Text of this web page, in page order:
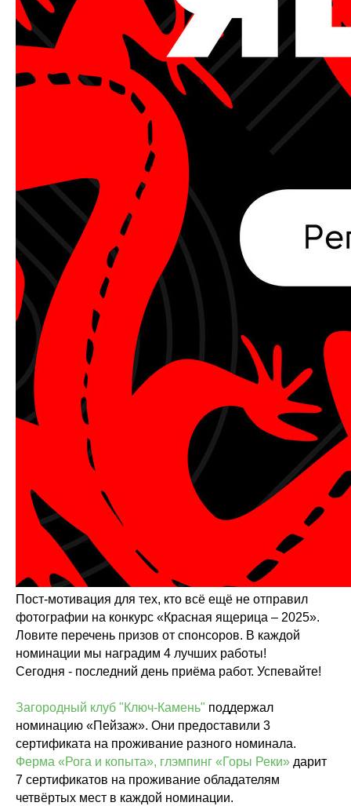
Пост-мотивация для тех, кто всё ещё не отправил
фотографии на конкурс «Красная ящерица – 2025».
Ловите перечень призов от спонсоров. В каждой
номинации мы наградим 4 лучших работы!
Сегодня - последний день приёма работ. Успевайте!
Загородный клуб "Ключ-Камень" поддержал
номинацию «Пейзаж». Они предоставили 3
сертификата на проживание разного номинала.
Ферма «Рога и копыта», глэмпинг «Горы Реки» дарит
7 сертификатов на проживание обладателям
четвёртых мест в каждой номинации.